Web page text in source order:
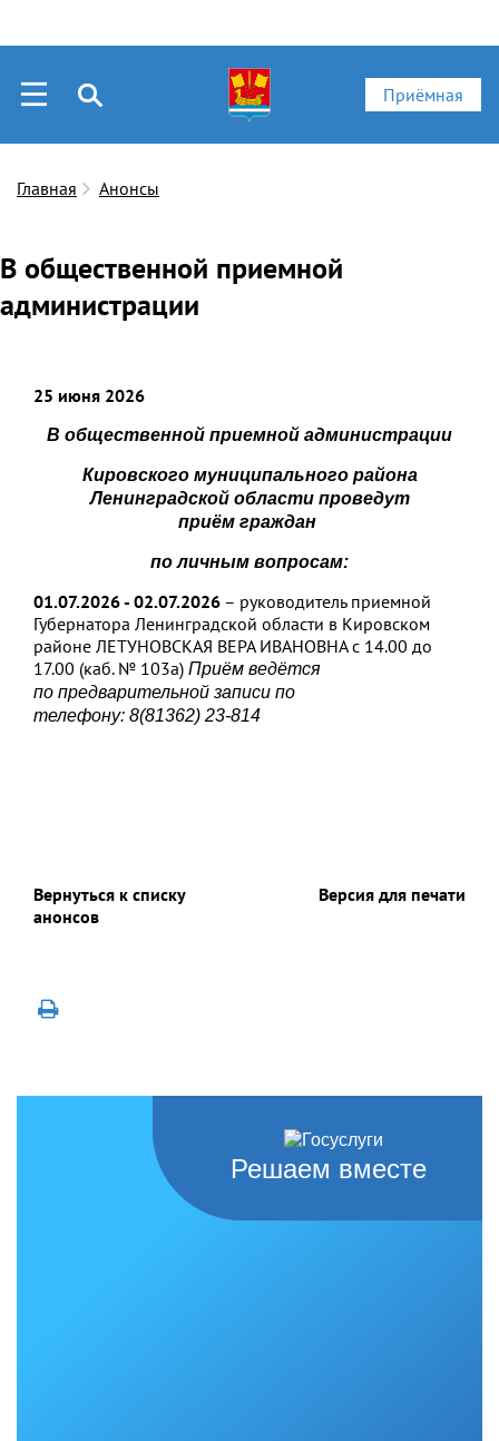
Приёмная
Главная Анонсы
В общественной приемной
администрации
25 июня 2026
В общественной приемной администрации
Кировского муниципального района
Ленинградской области проведут
приём граждан
по личным вопросам:
01.07.2026- 02.07.2026 – руководитель приемной
Губернатора Ленинградской области в Кировском
районе ЛЕТУНОВСКАЯ ВЕРА ИВАНОВНА с 14.00 до
17.00 (каб. № 103а) Приём ведётся
по предварительной записи по
телефону: 8(81362) 23-814
Вернуться к списку
анонсов
Версия для печати
Решаем вместе